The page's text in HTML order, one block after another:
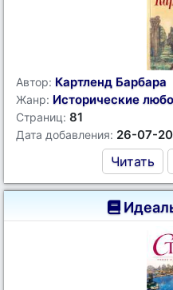
Автор: Картленд Барбара
Жанр: Исторические
Страниц: 81
Дата добавления: 26-07-
Читать